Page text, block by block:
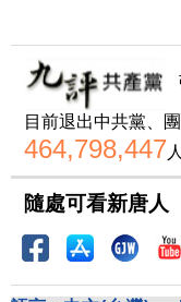
目前退出中共黨、
464,798,447人
隨處可看新唐人